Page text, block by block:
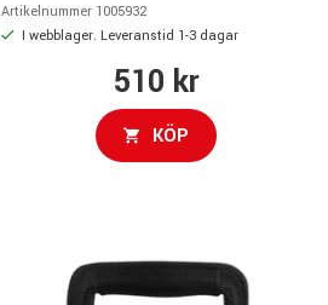
Artikelnummer 1005932
I webblager. Leveranstid 1-3 dagar
510 kr
KÖP